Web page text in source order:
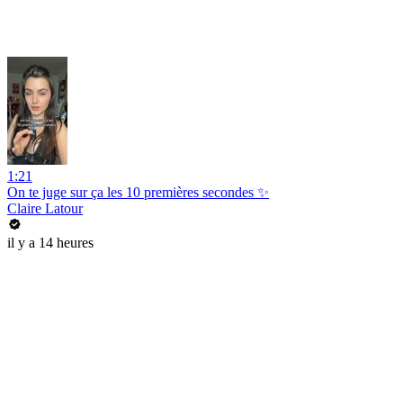
1:21
On te juge sur ça les 10 premières secondes ✨
Claire Latour
il y a 14 heures